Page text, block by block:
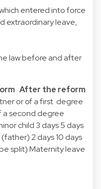
entered into force
extraordinary leave,
law before and after
After the reform
or of a first degree
a second degree
child 3 days 5 days
(father) 2 days 10 days
split) Maternity leave